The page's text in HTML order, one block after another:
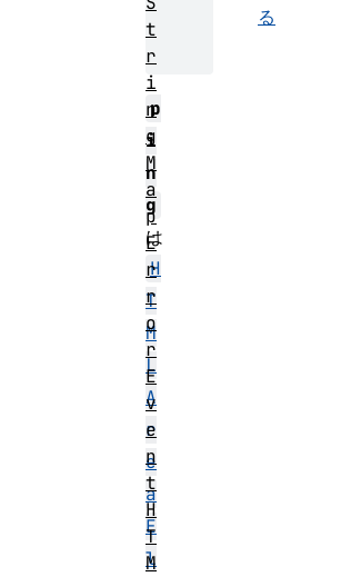
る
p
i
n
g
は
H
T
M
L
A
r
e
a
E
l
t
r
i
n
g
M
a
p
E
r
r
o
r
E
v
e
n
t
H
T
M